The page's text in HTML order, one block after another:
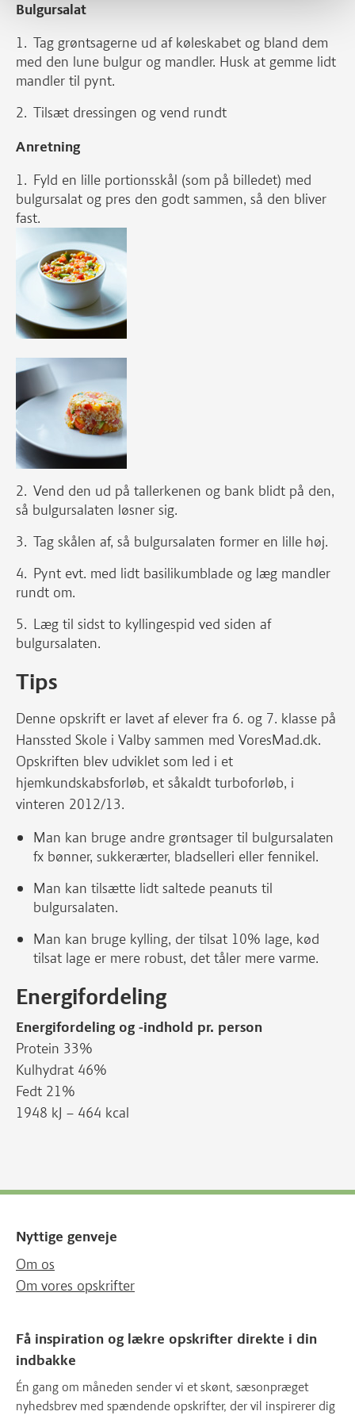
Bulgursalat
Tag grøntsagerne ud af køleskabet og bland dem
med den lune bulgur og mandler. Husk at gemme lidt
mandler til pynt.
Tilsæt dressingen og vend rundt
Anretning
Fyld en lille portionsskål (som på billedet) med
bulgursalat og pres den godt sammen, så den bliver
fast.
Vend den ud på tallerkenen og bank blidt på den,
så bulgursalaten løsner sig.
Tag skålen af, så bulgursalaten former en lille høj.
Pynt evt. med lidt basilikumblade og læg mandler
rundt om.
Læg til sidst to kyllingespid ved siden af
bulgursalaten.
Tips
Denne opskrift er lavet af elever fra 6. og 7. klasse på
Hanssted Skole i Valby sammen med VoresMad.dk.
Opskriften blev udviklet som led i et
hjemkundskabsforløb, et såkaldt turboforløb, i
vinteren 2012/13.
Man kan bruge andre grøntsager til bulgursalaten
fx bønner, sukkerærter, bladselleri eller fennikel.
Man kan tilsætte lidt saltede peanuts til
bulgursalaten.
Man kan bruge kylling, der tilsat 10% lage, kød
tilsat lage er mere robust, det tåler mere varme.
Energifordeling
Energifordeling og -indhold pr. person
Protein 33%
Kulhydrat 46%
Fedt 21%
1948 kJ – 464 kcal
Nyttige genveje
Om os
Om vores opskrifter
Få inspiration og lækre opskrifter direkte i din
indbakke
Én gang om måneden sender vi et skønt, sæsonpræget
nyhedsbrev med spændende opskrifter, der vil inspirerer dig